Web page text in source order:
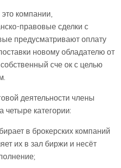
компании,
правовые сделки с
предусматривают оплату
новому обладателю от
сче ок с целью
деятельности члены
четыре категории:
в брокерских компаний
их в зал биржи и несёт